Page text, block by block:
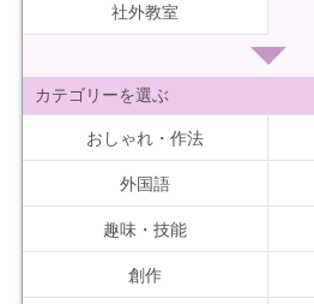
社外教室
カテゴリーを選ぶ
おしゃれ・作法
外国語
趣味・技能
創作